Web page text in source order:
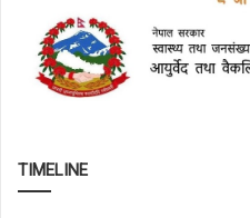
TIMELINE